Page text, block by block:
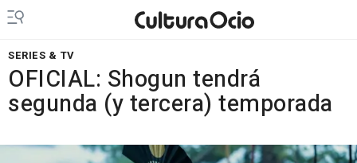
SERIES & TV
OFICIAL: Shogun tendrá
segunda (y tercera) temporada